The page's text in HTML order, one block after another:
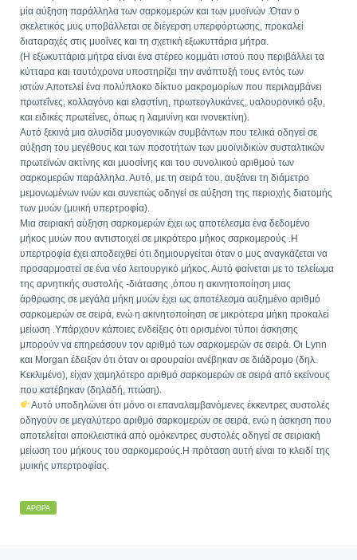
μία αύξηση παράλληλα των σαρκομερών και των μυοϊνών .Όταν ο
σκελετικός μυς υποβάλλεται σε διέγερση υπερφόρτωσης, προκαλεί
διαταραχές στις μυοΐνες και τη σχετική εξωκυττάρια μήτρα.
(Η εξωκυττάρια μήτρα είναι ένα στέρεο κομμάτι ιστού που περιβάλλει τα
κύτταρα και ταυτόχρονα υποστηρίζει την ανάπτυξή τους εντός των
ιστών.Αποτελεί ένα πολύπλοκο δίκτυο μακρομορίων που περιλαμβάνει
πρωτεΐνες, κολλαγόνο και ελαστίνη, πρωτεογλυκάνες, υαλουρονικό οξυ,
και ειδικές πρωτεΐνες, όπως η λαμινίνη και ινονεκτίνη).
Αυτό ξεκινά μια αλυσίδα μυογονικών συμβάντων που τελικά οδηγεί σε
αύξηση του μεγέθους και των ποσοτήτων των μυοϊνιδικών συσταλτικών
πρωτεϊνών ακτίνης και μυοσίνης και του συνολικού αριθμού των
σαρκομερών παράλληλα. Αυτό, με τη σειρά του, αυξάνει τη διάμετρο
μεμονωμένων ινών και συνεπώς οδηγεί σε αύξηση της περιοχής διατομής
των μυών (μυική υπερτροφία).
Μια σειριακή αύξηση σαρκομερών έχει ως αποτέλεσμα ένα δεδομένο
μήκος μυών που αντιστοιχεί σε μικρότερο μήκος σαρκομερούς .Η
υπερτροφία έχει αποδειχθεί ότι δημιουργείται όταν ο μυς αναγκάζεται να
προσαρμοστεί σε ένα νέο λειτουργικό μήκος. Αυτό φαίνεται με το τελείωμα
της αρνητικής συστολής -διάτασης ,όπου η ακινητοποίηση μιας
άρθρωσης σε μεγάλα μήκη μυών έχει ως αποτέλεσμα αυξημένο αριθμό
σαρκομερών σε σειρά, ενώ η ακινητοποίηση σε μικρότερα μήκη προκαλεί
μείωση .Υπάρχουν κάποιες ενδείξεις ότι ορισμένοι τύποι άσκησης
μπορούν να επηρεάσουν τον αριθμό των σαρκομερών σε σειρά. Οι Lynn
και Morgan έδειξαν ότι όταν οι αρουραίοι ανέβηκαν σε διάδρομο (δηλ.
Κεκλιμένο), είχαν χαμηλότερο αριθμό σαρκομερών σε σειρά από εκείνους
που κατέβηκαν (δηλαδή, πτώση).
Αυτό υποδηλώνει ότι μόνο οι επαναλαμβανόμενες έκκεντρες συστολές
οδηγούν σε μεγαλύτερο αριθμό σαρκομερών σε σειρά, ενώ η άσκηση που
αποτελείται αποκλειστικά από ομόκεντρες συστολές οδηγεί σε σειριακή
μείωση του μήκους του σαρκομερούς.Η πρόταση αυτή είναι το κλειδί της
μυικής υπερτροφίας.
ΆΡΘΡΑ